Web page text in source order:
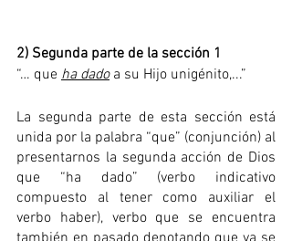
2) Segunda parte de la sección 1
“… que ha dado a su Hijo unigénito,...”
La segunda parte de esta sección está
unida por la palabra “que” (conjunción) al
presentarnos la segunda acción de Dios
que “ha dado” (verbo indicativo
compuesto al tener como auxiliar el
verbo haber), verbo que se encuentra